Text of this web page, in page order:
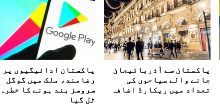
پاکستان سے آذربائیجان
جانے والے سیاحوں کی
تعداد میں ریکارڈ اضافہ
پاکستان ادائیگیوں پر
رضامند، ملک میں گوگل
سروسز بند ہونے کا خطرہ
ٹل گیا